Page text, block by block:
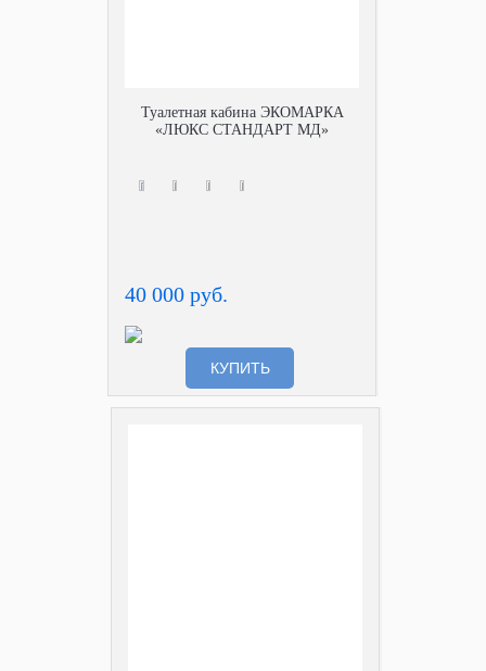
Туалетная кабина ЭКОМАРКА
«ЛЮКС СТАНДАРТ МД»
40 000 руб.
КУПИТЬ